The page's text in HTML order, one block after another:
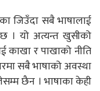
जिउँदा सबै भाषालाई
छ । यो अत्यन्त खुसीको
काखा र पाखाको नीति
सबै भाषाको अवस्था
छैन । भाषाका केही